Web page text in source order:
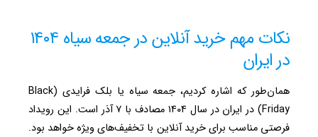
نکات مهم خرید آنلاین در جمعه سیاه ۱۴۰۴
در ایران
همان‌طور که اشاره کردیم، جمعه سیاه یا بلک فرایدی (Black
Friday) در ایران در سال ۱۴۰۴ مصادف با ۷ آذر است.
این رویداد
فرصتی مناسب برای خرید آنلاین با تخفیف‌های ویژه خواهد بود.